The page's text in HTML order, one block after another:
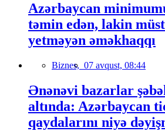
Azərbaycan
təmin edən, lakin
yetməyən əməkhaqqı
Biznes, 07 avqust, 08:44
Ənənəvi bazarlar
altında: Azərbaycan
qaydalarını niyə